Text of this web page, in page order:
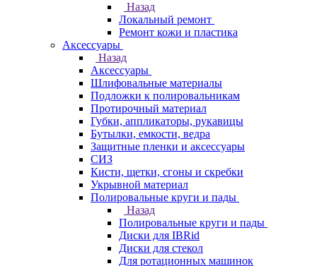
Назад
Локальный ремонт
Ремонт кожи и пластика
Аксессуары
Назад
Аксессуары
Шлифовальные материалы
Подложки к полировальникам
Протирочный материал
Губки, аппликаторы, рукавицы
Бутылки, емкости, ведра
Защитные пленки и аксессуары
СИЗ
Кисти, щетки, сгоны и скребки
Укрывной материал
Полировальные круги и пады
Назад
Полировальные круги и пады
Диски для IBRid
Диски для стекол
Для ротационных машинок